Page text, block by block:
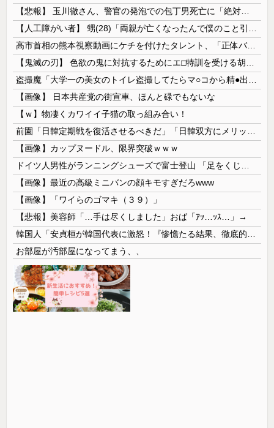
高市首相の熊本視察動画にケチを付けたタレント、「正体バレバレよな」と黒電話の呼び方であっさりと……
【画像】 日本共産党の街宣車、ほんと碌でもないな
【ｗ】物凄くカワイイ子猫の取っ組み合い！
【画像】カップヌードル、限界突破ｗｗｗ
【画像】最近の高級ミニバンの顔キモすぎだろwww
【画像】「ワイらのゴマキ（３９）」
【悲報】美容師「…手は尽くしました」おば「ｱｯ…ｯｽ…」→
お部屋が汚部屋になってまう、、